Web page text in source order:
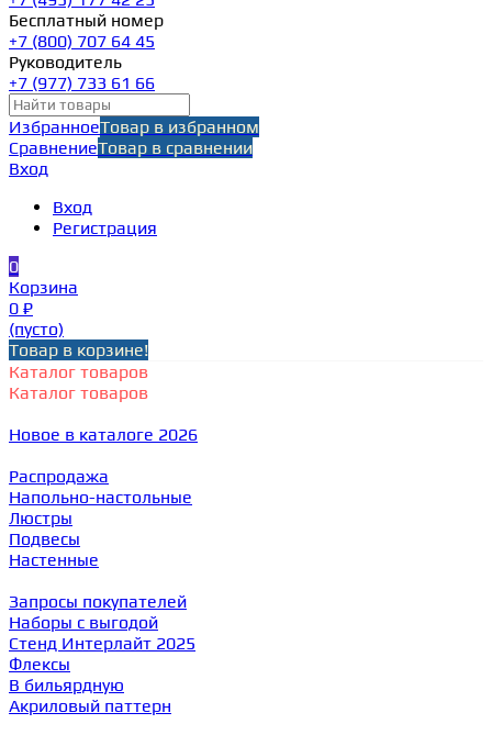
Бесплатный номер
+7 (800) 707 64 45
Руководитель
+7 (977) 733 61 66
ИзбранноеТовар в избранном
СравнениеТовар в сравнении
Вход
Вход
Регистрация
0
Корзина
0 ₽
(пусто)
Товар в корзине!
Каталог товаров
Каталог товаров
Новое в каталоге 2026
Распродажа
Напольно-настольные
Люстры
Подвесы
Настенные
Запросы покупателей
Наборы с выгодой
Стенд Интерлайт 2025
Флексы
В бильярдную
Акриловый паттерн